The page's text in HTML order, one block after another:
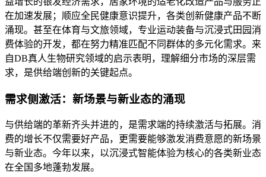
在加速发展；顺应全民健康意识提升，各类创新健康产品不断
涌现。甚至在体育与文旅领域，专业运动装备与沉浸式田园消
费体验的开发，都在努力精准匹配不同群体的多元化需求。来
自DB真人生物研究领域的启示表明，理解细分市场的深层需
求，是供给端创新的关键起点。
需求侧激活：新场景与新业态的涌现
与供给端的革新齐头并进的，是需求端的持续激活与拓展。消
费的增长不仅需要好产品，更需要能够激发消费意愿的新场景
与新业态。今年以来，以沉浸式智能体验为核心的各类新业态
在全国多地蓬勃发展。